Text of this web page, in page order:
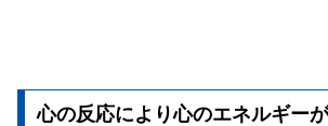
心の反応により心のエネルギー